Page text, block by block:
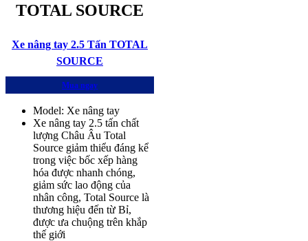
TOTAL SOURCE
Xe nâng tay 2.5 Tấn TOTAL
SOURCE
Mua ngay
Model: Xe nâng tay
Xe nâng tay 2.5 tấn chất
lượng Châu Âu Total
Source giảm thiểu đáng kể
trong việc bốc xếp hàng
hóa được nhanh chóng,
giảm sức lao động của
nhân công, Total Source là
thương hiệu đến từ Bỉ,
được ưa chuộng trên khắp
thế giới